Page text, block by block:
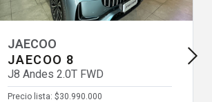
JAECOO
JAECOO 8
J8 Andes 2.0T FWD
Precio lista: $30.990.000